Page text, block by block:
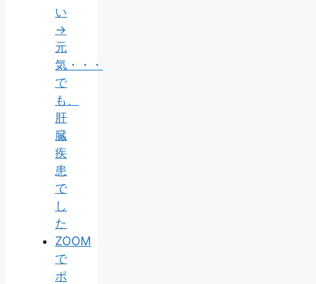
い
→
元
気・・・
で
も、
肝
臓
疾
患
で
し
た
ZOOM
で
ポ